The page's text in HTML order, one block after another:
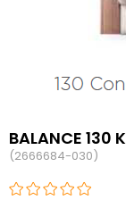
BALANCE 130
(2666684-030)